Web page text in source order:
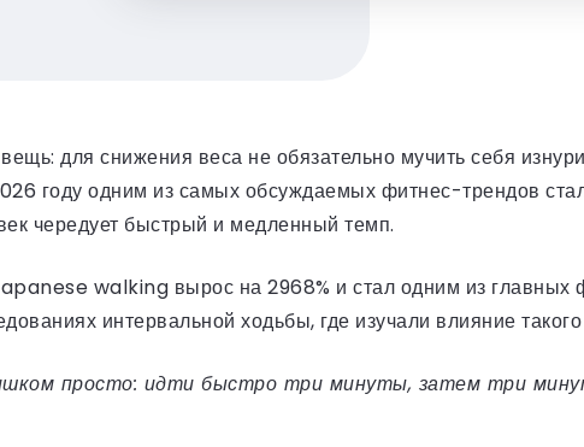
для снижения веса не обязательно мучить себя
году одним из самых обсуждаемых фитнес-трендов
чередует быстрый и медленный темп.
walking вырос на 2968% и стал одним из главных
интервальной ходьбы, где изучали влияние
просто: идти быстро три минуты, затем три